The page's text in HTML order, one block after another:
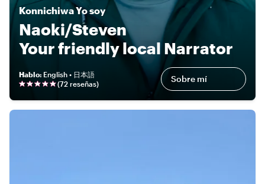
KonnichiwaYo soy
Naoki/Steven
Your friendly local Narrator
Hablo: English • 日本語
(72 reseñas) Sobre mí